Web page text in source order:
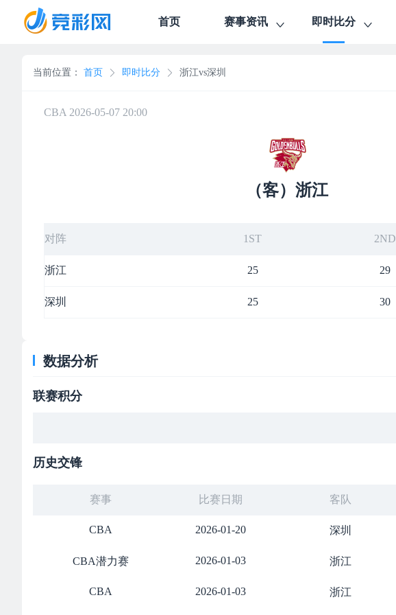
首页 赛事资讯 即时比分
当前位置： 首页 即时比分 浙江vs深圳
（客）浙江
CBA 2026-05-07 20:00
对阵 1ST 2ND
浙江 25 29
深圳 25 30
数据分析
联赛积分
历史交锋
赛事 比赛日期 客队
CBA 2026-01-20 深圳
CBA潜力赛 2026-01-03 浙江
CBA 2026-01-03 浙江